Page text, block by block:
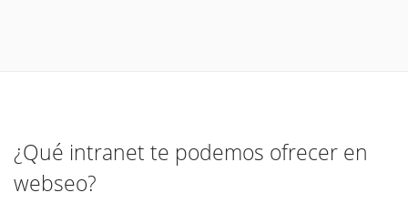
¿Qué intranet te podemos ofrecer en
webseo?